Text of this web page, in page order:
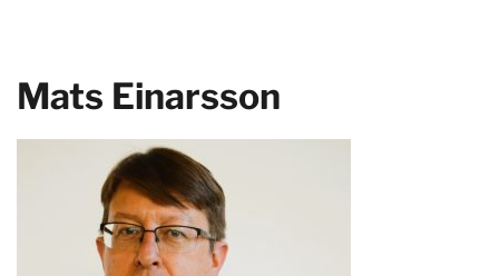
Mats Einarsson